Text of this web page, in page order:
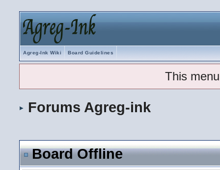
Agreg-Ink Wiki Board Guidelines
This
Forums Agreg-ink
Board Offline